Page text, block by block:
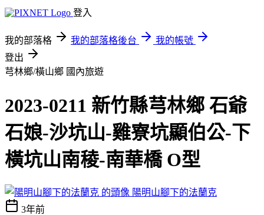
登入
我的部落格 我的部落格後台
我的帳號
登出
芎林鄉/橫山鄉 國內旅遊
2023-0211 新竹縣芎林鄉 石爺
石娘-沙坑山-雞寮坑顯伯公-下
橫坑山南稜-南華橋 O型
陽明山腳下的法蘭克
3年前